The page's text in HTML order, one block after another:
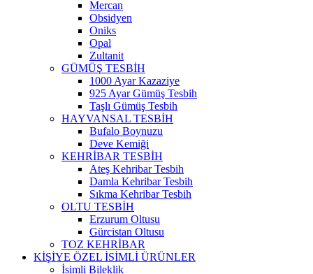
Mercan
Obsidyen
Oniks
Opal
Zultanit
GÜMÜŞ TESBİH
1000 Ayar Kazaziye
925 Ayar Gümüş Tesbih
Taşlı Gümüş Tesbih
HAYVANSAL TESBİH
Bufalo Boynuzu
Deve Kemiği
KEHRİBAR TESBİH
Ateş Kehribar Tesbih
Damla Kehribar Tesbih
Sıkma Kehribar Tesbih
OLTU TESBİH
Erzurum Oltusu
Gürcistan Oltusu
TOZ KEHRİBAR
KİŞİYE ÖZEL İSİMLİ ÜRÜNLER
İsimli Bileklik